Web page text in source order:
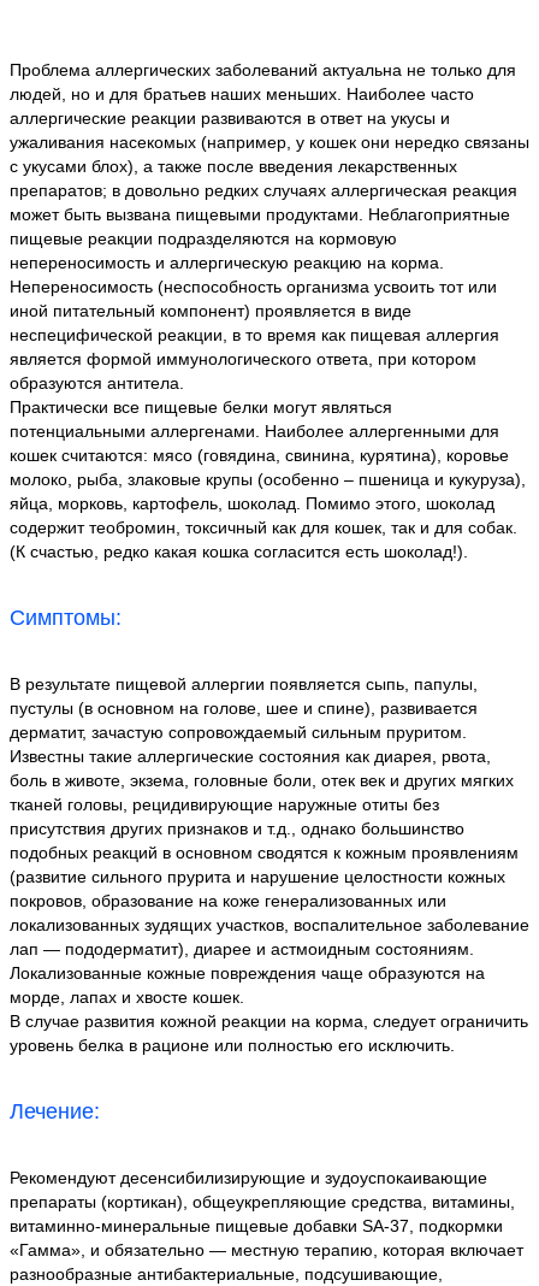
Проблема аллергических заболеваний актуальна не только для
людей, но и для братьев наших меньших. Наиболее часто
аллергические реакции развиваются в ответ на укусы и
ужаливания насекомых (например, у кошек они нередко связаны
с укусами блох), а также после введения лекарственных
препаратов; в довольно редких случаях аллергическая реакция
может быть вызвана пищевыми продуктами. Неблагоприятные
пищевые реакции подразделяются на кормовую
непереносимость и аллергическую реакцию на корма.
Непереносимость (неспособность организма усвоить тот или
иной питательный компонент) проявляется в виде
неспецифической реакции, в то время как пищевая аллергия
является формой иммунологического ответа, при котором
образуются антитела.
Практически все пищевые белки могут являться
потенциальными аллергенами. Наиболее аллергенными для
кошек считаются: мясо (говядина, свинина, курятина), коровье
молоко, рыба, злаковые крупы (особенно – пшеница и кукуруза),
яйца, морковь, картофель, шоколад. Помимо этого, шоколад
содержит теобромин, токсичный как для кошек, так и для собак.
(К счастью, редко какая кошка согласится есть шоколад!).
Симптомы:
В результате пищевой аллергии появляется сыпь, папулы,
пустулы (в основном на голове, шее и спине), развивается
дерматит, зачастую сопровождаемый сильным пруритом.
Известны такие аллергические состояния как диарея, рвота,
боль в животе, экзема, головные боли, отек век и других мягких
тканей головы, рецидивирующие наружные отиты без
присутствия других признаков и т.д., однако большинство
подобных реакций в основном сводятся к кожным проявлениям
(развитие сильного прурита и нарушение целостности кожных
покровов, образование на коже генерализованных или
локализованных зудящих участков, воспалительное заболевание
лап — пододерматит), диарее и астмоидным состояниям.
Локализованные кожные повреждения чаще образуются на
морде, лапах и хвосте кошек.
В случае развития кожной реакции на корма, следует ограничить
уровень белка в рационе или полностью его исключить.
Лечение:
Рекомендуют десенсибилизирующие и зудоуспокаивающие
препараты (кортикан), общеукрепляющие средства, витамины,
витаминно-минеральные пищевые добавки SA-37, подкормки
«Гамма», и обязательно — местную терапию, которая включает
разнообразные антибактериальные, подсушивающие,